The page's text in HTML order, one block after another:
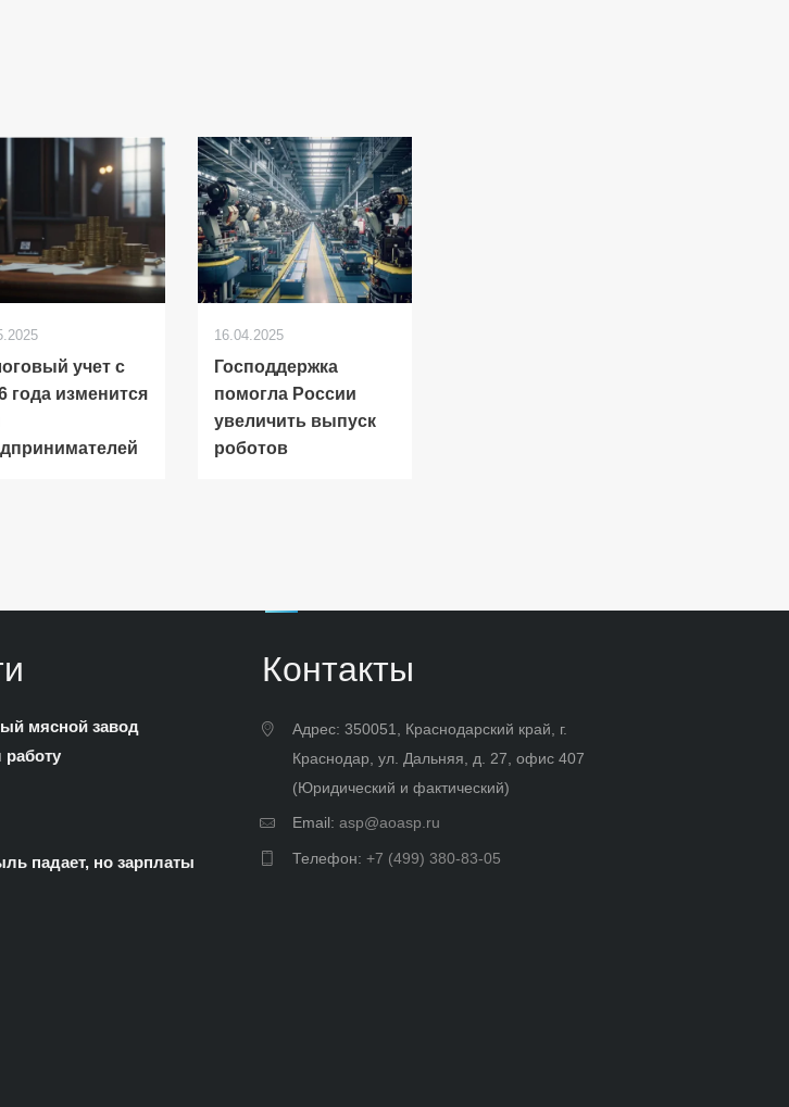
учет с
года изменится
16.04.2025
Господдержка
помогла России
увеличить выпуск
роботов
мясной завод
работу
падает, но зарплаты
Контакты
Адрес: 350051, Краснодарский край, г.
Краснодар, ул. Дальняя, д. 27, офис 407
(Юридический и фактический)
Email: asp@aoasp.ru
Телефон: +7 (499) 380-83-05